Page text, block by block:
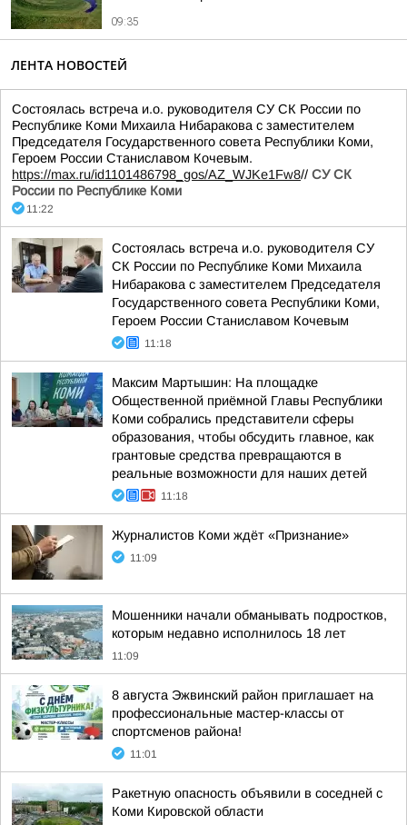
09:35
ЛЕНТА НОВОСТЕЙ
Состоялась встреча и.о. руководителя СУ СК России по
Республике Коми Михаила Нибаракова с заместителем
Председателя Государственного совета Республики Коми,
Героем России Станиславом Кочевым.
https://max.ru/id1101486798_gos/AZ_WJKe1Fw8// СУ СК
России по Республике Коми
11:22
Состоялась встреча и.о. руководителя СУ
СК России по Республике Коми Михаила
Нибаракова с заместителем Председателя
Государственного совета Республики Коми,
Героем России Станиславом Кочевым
11:18
Максим Мартышин: На площадке
Общественной приёмной Главы Республики
Коми собрались представители сферы
образования, чтобы обсудить главное, как
грантовые средства превращаются в
реальные возможности для наших детей
11:18
Журналистов Коми ждёт «Признание»
11:09
Мошенники начали обманывать подростков,
которым недавно исполнилось 18 лет
11:09
8 августа Эжвинский район приглашает на
профессиональные мастер-классы от
спортсменов района!
11:01
Ракетную опасность объявили в соседней с
Коми Кировской области